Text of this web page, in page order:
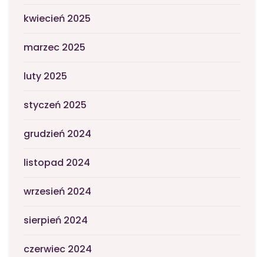
kwiecień 2025
marzec 2025
luty 2025
styczeń 2025
grudzień 2024
listopad 2024
wrzesień 2024
sierpień 2024
czerwiec 2024